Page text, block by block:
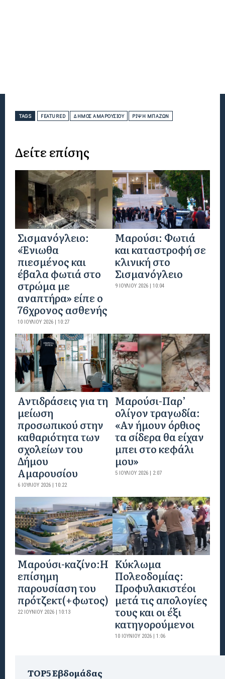
TAGS FEATURED ΔΉΜΟΣ ΑΜΑΡΟΥΣΊΟΥ ΡΊΨΗ ΜΠΆΖΩΝ
Δείτε επίσης
Σισμανόγλειο:
«Ένιωθα
πιεσμένος και
έβαλα φωτιά στο
στρώμα με
αναπτήρα» είπε ο
76χρονος ασθενής
10 ΙΟΥΛΊΟΥ 2026 | 10:27
Μαρούσι: Φωτιά
και καταστροφή σε
κλινική στο
Σισμανόγλειο
9 ΙΟΥΛΊΟΥ 2026 | 10:04
Αντιδράσεις για τη
μείωση
προσωπικού στην
καθαριότητα των
σχολείων του
Δήμου
Αμαρουσίου
6 ΙΟΥΛΊΟΥ 2026 | 10:22
Μαρούσι-Παρ’
ολίγον τραγωδία:
«Αν ήμουν όρθιος
τα σίδερα θα είχαν
μπει στο κεφάλι
μου»
5 ΙΟΥΛΊΟΥ 2026 | 2:07
Mαρούσι-καζίνο:H
επίσημη
παρουσίαση του
πρότζεκτ(+φωτος)
22 ΙΟΥΝΊΟΥ 2026 | 10:13
Κύκλωμα
Πολεοδομίας:
Προφυλακιστέοι
μετά τις απολογίες
τους και οι έξι
κατηγορούμενοι
10 ΙΟΥΝΊΟΥ 2026 | 1:06
TOP5 Εβδομάδας